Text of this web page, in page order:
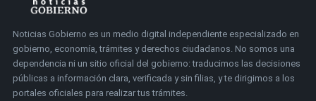
Noticias Gobierno es un medio digital independiente especializado en
gobierno, economía, trámites y derechos ciudadanos. No somos una
dependencia ni un sitio oficial del gobierno: traducimos las decisiones
públicas a información clara, verificada y sin filias, y te dirigimos a los
portales oficiales para realizar tus trámites.